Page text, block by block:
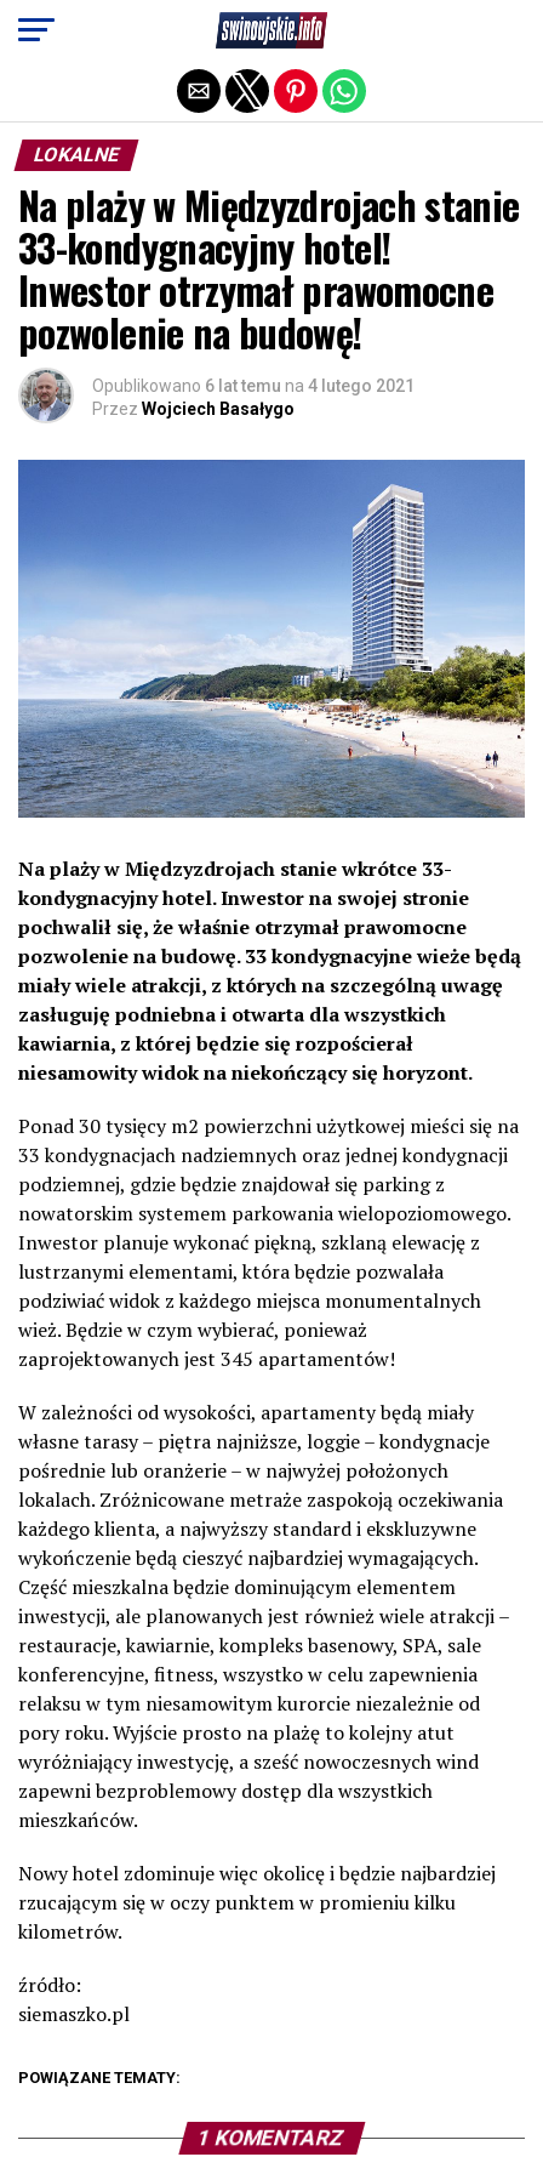
LOKALNE
Na plaży w Międzyzdrojach stanie
33-kondygnacyjny hotel!
Inwestor otrzymał prawomocne
pozwolenie na budowę!
Opublikowano 6 lat temu na 4 lutego 2021
Przez Wojciech Basałygo
Na plaży w Międzyzdrojach stanie wkrótce 33-
kondygnacyjny hotel. Inwestor na swojej stronie
pochwalił się, że właśnie otrzymał prawomocne
pozwolenie na budowę. 33 kondygnacyjne wieże będą
miały wiele atrakcji, z których na szczególną uwagę
zasługuję podniebna i otwarta dla wszystkich
kawiarnia, z której będzie się rozpościerał
niesamowity widok na niekończący się horyzont.
Ponad 30 tysięcy m2 powierzchni użytkowej mieści się na
33 kondygnacjach nadziemnych oraz jednej kondygnacji
podziemnej, gdzie będzie znajdował się parking z
nowatorskim systemem parkowania wielopoziomowego.
Inwestor planuje wykonać piękną, szklaną elewację z
lustrzanymi elementami, która będzie pozwalała
podziwiać widok z każdego miejsca monumentalnych
wież. Będzie w czym wybierać, ponieważ
zaprojektowanych jest 345 apartamentów!
W zależności od wysokości, apartamenty będą miały
własne tarasy – piętra najniższe, loggie – kondygnacje
pośrednie lub oranżerie – w najwyżej położonych
lokalach. Zróżnicowane metraże zaspokoją oczekiwania
każdego klienta, a najwyższy standard i ekskluzywne
wykończenie będą cieszyć najbardziej wymagających.
Część mieszkalna będzie dominującym elementem
inwestycji, ale planowanych jest również wiele atrakcji –
restauracje, kawiarnie, kompleks basenowy, SPA, sale
konferencyjne, fitness, wszystko w celu zapewnienia
relaksu w tym niesamowitym kurorcie niezależnie od
pory roku. Wyjście prosto na plażę to kolejny atut
wyróżniający inwestycję, a sześć nowoczesnych wind
zapewni bezproblemowy dostęp dla wszystkich
mieszkańców.
Nowy hotel zdominuje więc okolicę i będzie najbardziej
rzucającym się w oczy punktem w promieniu kilku
kilometrów.
źródło:
siemaszko.pl
POWIĄZANE TEMATY:
1 KOMENTARZ
Exit mobile version